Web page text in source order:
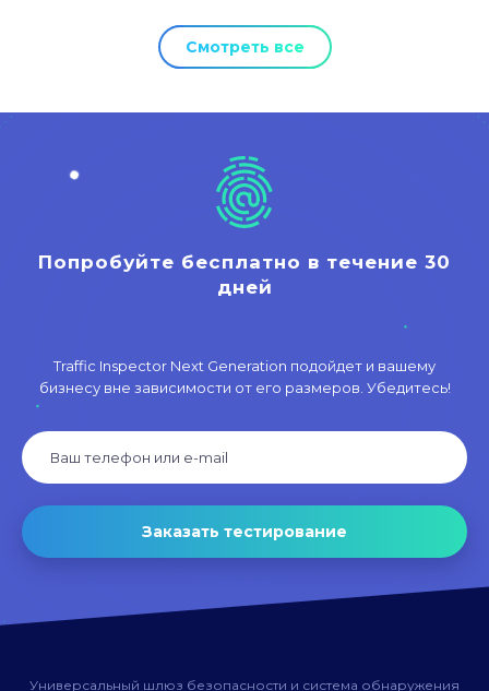
Смотреть все
Попробуйте бесплатно в течение 30
дней
Traffic Inspector Next Generation подойдет и вашему
бизнесу вне зависимости от его размеров. Убедитесь!
Заказать тестирование
Универсальный шлюз безопасности и система обнаружения